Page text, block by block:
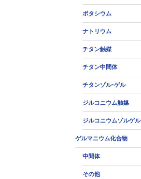
ポタシウム
ナトリウム
チタン触媒
チタン中間体
チタンゾル-ゲル
ジルコニウム触媒
ジルコニウムゾルゲル
ゲルマニウム化合物
中間体
その他